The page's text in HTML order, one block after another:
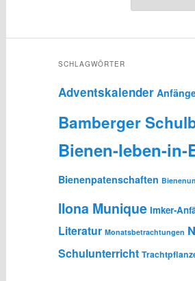
SCHLAGWÖRTER
Adventskalender
Bamberger
Bienen-leben-in-
Bienenpatenschaften
Ilona Munique Imker-
Literatur Monatsbetrachtungen
Schulunterricht